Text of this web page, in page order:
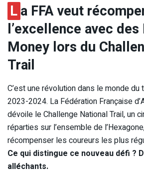
La FFA veut
l’excellence avec des
Money lors du
Trail
C’est une révolution dans le monde du
2023-2024. La Fédération Française
dévoile le Challenge National Trail, un
réparties sur l’ensemble de
récompenser les coureurs les plus
Ce qui distingue ce nouveau défi ?
alléchants.